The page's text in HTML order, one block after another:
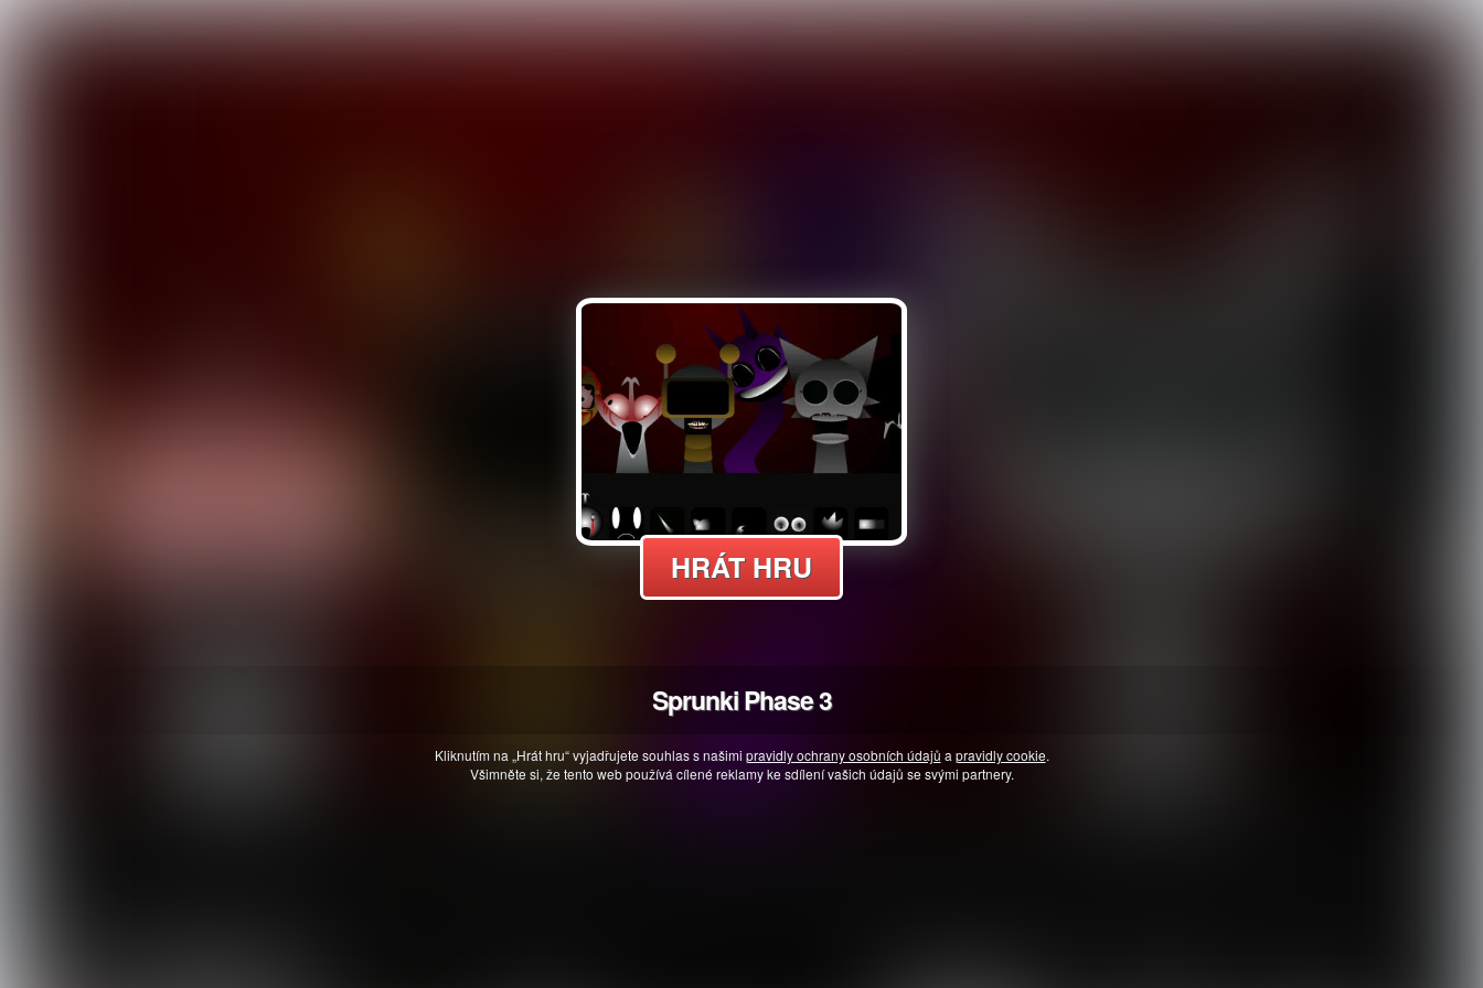
HRÁT HRU
Sprunki Phase 3
Kliknutím na „Hrát hru“ vyjadřujete souhlas s našimi pravidly ochrany osobních údajů a pravidly cookie.
Všimněte si, že tento web používá cílené reklamy ke sdílení vašich údajů se svými partnery.